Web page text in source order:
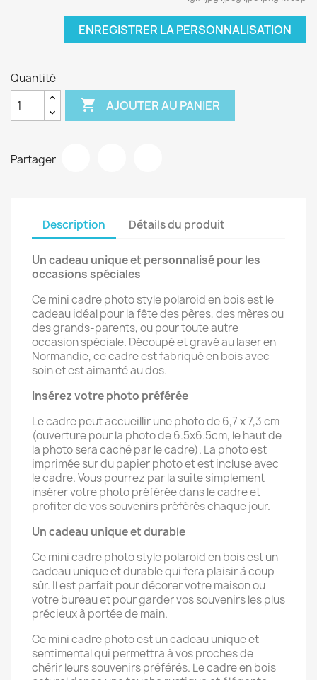
ENREGISTRER LA PERSONNALISATION
Quantité
 AJOUTER AU PANIER
Partager
Description Détails du produit
Un cadeau unique et personnalisé pour les
occasions spéciales
Ce mini cadre photo style polaroid en bois est le
cadeau idéal pour la fête des pères,des mères ou
des grands-parents,ou pour toute autre
occasion spéciale. Découpé et gravé au laser en
Normandie,ce cadre est fabriqué en bois avec
soin et est aimanté au dos.
Insérez votre photo préférée
Le cadre peut accueillir une photo de 6,7 x 7,3 cm
(ouverture pour la photo de 6.5x6.5cm, le haut de
la photo sera caché par le cadre). La photo est
imprimée sur du papier photo et est incluse avec
le cadre.Vous pourrez par la suite simplement
insérer votre photo préférée dans le cadre et
profiter de vos souvenirs préférés chaque jour.
Un cadeau unique et durable
Ce mini cadre photo style polaroid en bois est un
cadeau unique et durable qui fera plaisir à coup
sûr. Il est parfait pour décorer votre maison ou
votre bureau et pour garder vos souvenirs les plus
précieux à portée de main.
Ce mini cadre photo est un cadeau unique et
sentimental qui permettra à vos proches de
chérir leurs souvenirs préférés. Le cadre en bois